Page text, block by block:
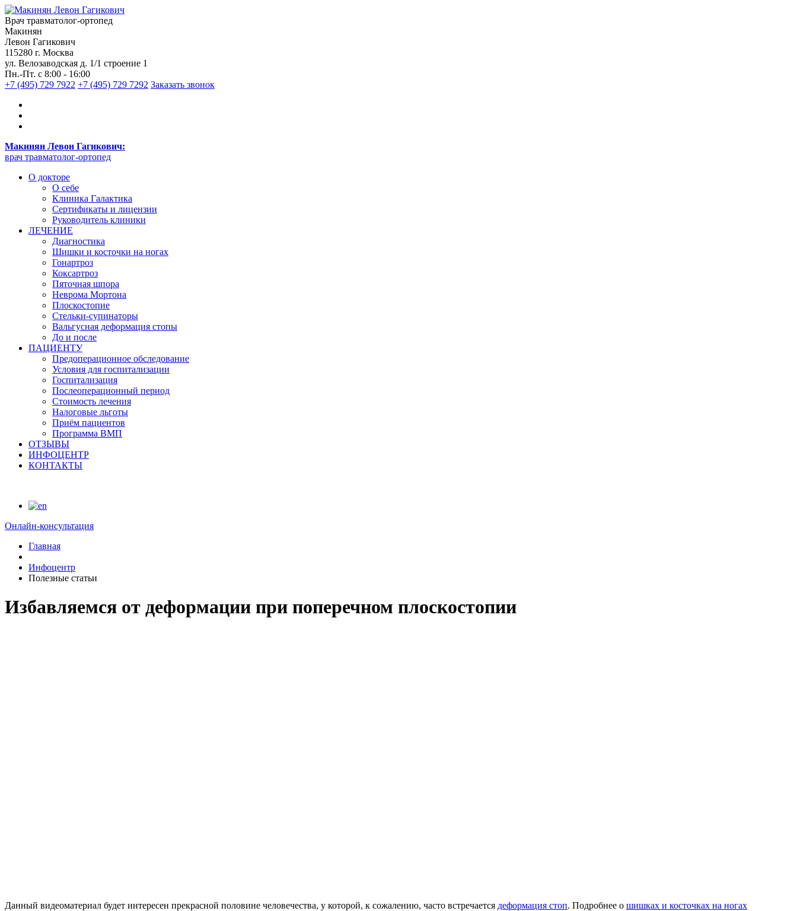
Врач травматолог-ортопед
Макинян
Левон Гагикович
115280 г. Москва
ул. Велозаводская д. 1/1 строение 1
Пн.-Пт. с 8:00 - 16:00
+7 (495) 729 7922 +7 (495) 729 7292 Заказать звонок
Макинян Левон Гагикович:
врач травматолог-ортопед
О докторе
О себе
Клиника Галактика
Сертификаты и лицензии
Руководитель клиники
ЛЕЧЕНИЕ
Диагностика
Шишки и косточки на ногах
Гонартроз
Коксартроз
Пяточная шпора
Неврома Мортона
Плоскостопие
Стельки-супинаторы
Вальгусная деформация стопы
До и после
ПАЦИЕНТУ
Предоперационное обследование
Условия для госпитализации
Госпитализация
Послеоперационный период
Стоимость лечения
Налоговые льготы
Приём пациентов
Программа ВМП
ОТЗЫВЫ
ИНФОЦЕНТР
КОНТАКТЫ
Онлайн-консультация
Главная
Инфоцентр
Полезные статьи
Избавляемся от деформации при поперечном плоскостопии
Данный видеоматериал будет интересен прекрасной половине человечества, у которой, к сожалению, часто встречается деформация стоп. Подробнее о шишках и косточках на ногах